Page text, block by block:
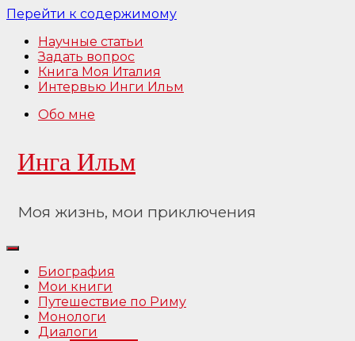
Перейти к содержимому
Научные статьи
Задать вопрос
Книга Моя Италия
Интервью Инги Ильм
Обо мне
Инга Ильм
Моя жизнь, мои приключения
Биография
Мои книги
Путешествие по Риму
Монологи
Диалоги